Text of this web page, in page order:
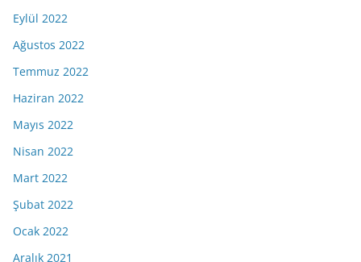
Eylül 2022
Ağustos 2022
Temmuz 2022
Haziran 2022
Mayıs 2022
Nisan 2022
Mart 2022
Şubat 2022
Ocak 2022
Aralık 2021